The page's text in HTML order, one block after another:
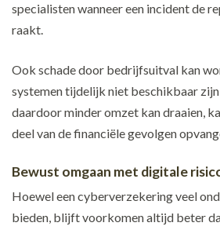
specialisten wanneer een incident de
raakt.
Ook schade door bedrijfsuitval kan
systemen tijdelijk niet beschikbaar
daardoor minder omzet kan draaien,
deel van de financiële gevolgen
Bewust omgaan met digitale
Hoewel een cyberverzekering veel
bieden, blijft voorkomen altijd beter